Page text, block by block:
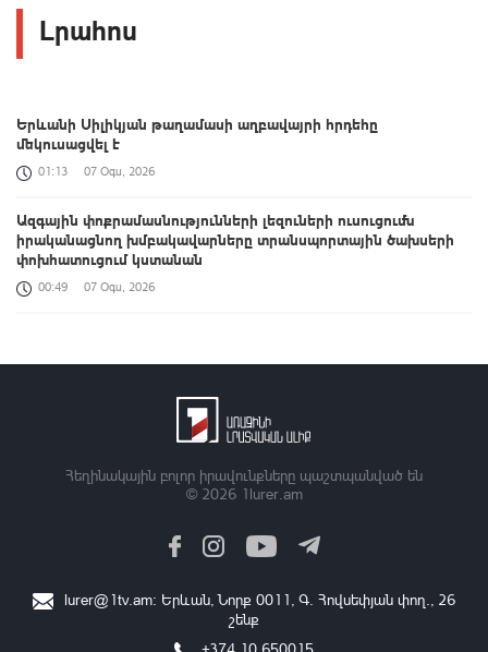
Լրահոս
Երևանի Սիլիկյան թաղամասի աղբավայրի հրդեհը
մեկուսացվել է
01:13 07 Օգս, 2026
Ազգային փոքրամասնությունների լեզուների ուսուցումն
իրականացնող խմբակավարները տրանսպորտային ծախսերի
փոխհատուցում կստանան
00:49 07 Օգս, 2026
Բացահայտելով Հայաստանը․ Մեծ Բրիտանիայի դեսպանի
համալիրն է
Իրանցիները չափազանց դժվար մարդիկ են. Վենս
Հայտնաբերվել է անկանոն երթևեկած օտարերկրյա
համարանիշերով «Նիվա»-ն
Հեղինակային բոլոր իրավունքները պաշտպանված են
© 2026 1lurer.am
lurer@1tv.am։ Երևան, Նորք 0011, Գ․ Հովսեփյան փող., 26
շենք
+374 10 650015